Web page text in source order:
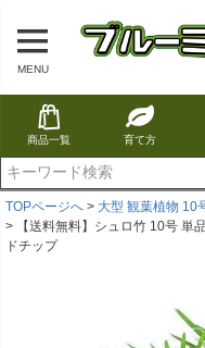
MENU
商品一覧 育て方
TOPページへ
大型 観葉植物 10
【送料無料】シュロ竹 10号 単
ドチップ